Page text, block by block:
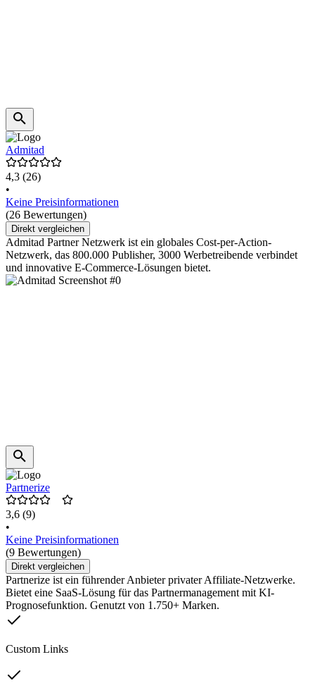
Admitad
4,3 (26)
•
Keine Preisinformationen
(26 Bewertungen)
Direkt vergleichen
Admitad Partner Netzwerk ist ein globales Cost-per-Action-
Netzwerk, das 800.000 Publisher, 3000 Werbetreibende verbindet
und innovative E-Commerce-Lösungen bietet.
Partnerize
3,6 (9)
•
Keine Preisinformationen
(9 Bewertungen)
Direkt vergleichen
Partnerize ist ein führender Anbieter privater Affiliate-Netzwerke.
Bietet eine SaaS-Lösung für das Partnermanagement mit KI-
Prognosefunktion. Genutzt von 1.750+ Marken.
Custom Links